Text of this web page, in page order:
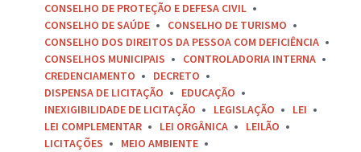
CONSELHO DE PROTEÇÃO E DEFESA CIVIL
CONSELHO DE SAÚDE
CONSELHO DE TURISMO
CONSELHO DOS DIREITOS DA PESSOA COM DEFICIÊNCIA
CONSELHOS MUNICIPAIS
CONTROLADORIA INTERNA
CREDENCIAMENTO
DECRETO
DISPENSA DE LICITAÇÃO
EDUCAÇÃO
INEXIGIBILIDADE DE LICITAÇÃO
LEGISLAÇÃO
LEI
LEI COMPLEMENTAR
LEI ORGÂNICA
LEILÃO
LICITAÇÕES
MEIO AMBIENTE